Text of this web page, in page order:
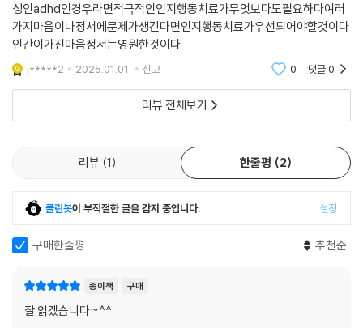
성인adhd인경우라면적극적인인지행동치료가무엇보다도필요하다여러
가지마음이나정서에문제가생긴다면인지행동치료가우선되어야할것이다
인간이가진마음정서는영원한것이다
j*****2 2025.01.01. 신고 0 댓글0
리뷰 전체보기
리뷰 1 한줄평 2
클린봇이 부적절한 글을 감지 중입니다. 설정
구매한줄평 추천순
종이책 구매
잘 읽겠습니다~^^